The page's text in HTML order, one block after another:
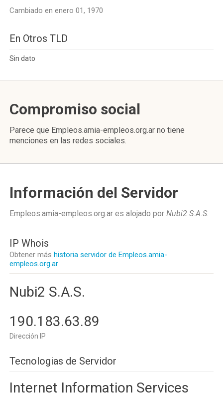
Cambiado en enero 01, 1970
En Otros TLD
Sin dato
Compromiso social
Parece que Empleos.amia-empleos.org.ar no tiene
menciones en las redes sociales.
Información del Servidor
Empleos.amia-empleos.org.ar es alojado por Nubi2 S.A.S.
IP Whois
Obtener más historia servidor de Empleos.amia-
empleos.org.ar
Nubi2 S.A.S.
190.183.63.89
Dirección IP
Tecnologias de Servidor
Internet Information Services